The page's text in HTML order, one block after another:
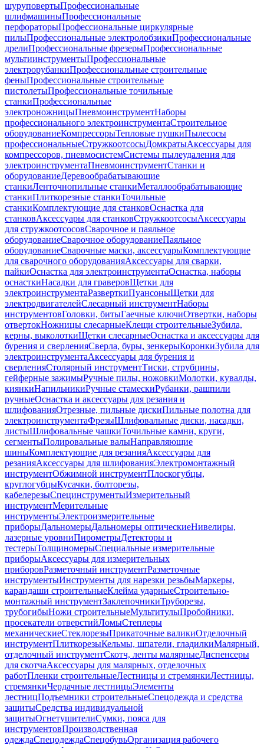
шуруповертыПрофессиональные
шлифмашиныПрофессиональные
перфораторыПрофессиональные циркулярные
пилыПрофессиональные электролобзикиПрофессиональные
дрелиПрофессиональные фрезерыПрофессиональные
мультиинструментыПрофессиональные
электрорубанкиПрофессиональные строительные
феныПрофессиональные строительные
пистолетыПрофессиональные точильные
станкиПрофессиональные
электроножницыПневмоинструментНаборы
профессионального электроинструментаСтроительное
оборудованиеКомпрессорыТепловые пушкиПылесосы
профессиональныеСтружкоотсосыДомкратыАксессуары для
компрессоров, пневмосистемСистемы пылеудаления для
электроинструментаПневмоинструментСтанки и
оборудованиеДеревообрабатывающие
станкиЛенточнопильные станкиМеталлообрабатывающие
станкиПлиткорезные станкиТочильные
станкиКомплектующие для станковОснастка для
станковАксессуары для станковСтружкоотсосыАксессуары
для стружкоотсосовСварочное и паяльное
оборудованиеСварочное оборудованиеПаяльное
оборудованиеСварочные маски, аксессуарыКомплектующие
для сварочного оборудованияАксессуары для сварки,
пайкиОснастка для электроинструментаОснастка, наборы
оснасткиНасадки для граверовЩетки для
электроинструментаРазверткиПуансоныЩетки для
электродвигателейСлесарный инструментНаборы
инструментовГоловки, битыГаечные ключиОтвертки, наборы
отвертокНожницы слесарныеКлещи строительныеЗубила,
керны, выколоткиЩетки слесарныеОснастка и аксессуары для
бурения и сверленияСверла, буры, зенкерыКоронкиЗубила для
электроинструментаАксессуары для бурения и
сверленияСтолярный инструментТиски, струбцины,
гейферные зажимыРучные пилы, ножовкиМолотки, кувалды,
киянкиНапильникиРучные стамескиРубанки, рашпили
ручныеОснастка и аксессуары для резания и
шлифованияОтрезные, пильные дискиПильные полотна для
электроинструментаФрезыШлифовальные диски, насадки,
листыШлифовальные чашкиТочильные камни, круги,
сегментыПолировальные валыНаправляющие
шиныКомплектующие для резанияАксессуары для
резанияАксессуары для шлифованияЭлектромонтажный
инструментОбжимной инструментПлоскогубцы,
круглогубцыКусачки, болторезы,
кабелерезыСпецинструментыИзмерительный
инструментМерительные
инструментыЭлектроизмерительные
приборыДальномерыДальномеры оптическиеНивелиры,
лазерные уровниПирометрыДетекторы и
тестерыТолщиномерыСпециальные измерительные
приборыАксессуары для измерительных
приборовРазметочный инструментРазметочные
инструментыИнструменты для нарезки резьбыМаркеры,
карандаши строительныеКлейма ударныеСтроительно-
монтажный инструментЗаклепочникиТруборезы,
трубогибыНожи строительныеМультитулыПробойники,
просекатели отверстийЛомыСтеплеры
механическиеСтеклорезыПрикаточные валикиОтделочный
инструментПлиткорезыКельмы, шпатели, гладилкиМалярный,
отделочный инструментСкотч, ленты малярныеДиспенсеры
для скотчаАксессуары для малярных, отделочных
работПленки строительныеЛестницы и стремянкиЛестницы,
стремянкиЧердачные лестницыЭлементы
лестницПодъемники строительныеСпецодежда и средства
защитыСредства индивидуальной
защитыОгнетушителиСумки, пояса для
инструментовПроизводственная
одеждаСпецодеждаСпецобувьОрганизация рабочего